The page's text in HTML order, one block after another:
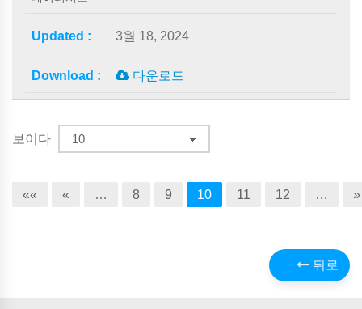
3월 18, 2024
다운로드
보이다
«« « … 8 9 10 11 12 … »
뒤로